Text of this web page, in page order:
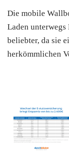
Die mobile
Laden
beliebter, da sie
herkömmlichen